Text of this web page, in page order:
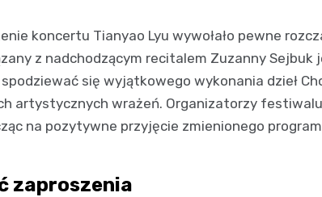
koncertu Tianyao Lyu wywołało pewne
z nadchodzącym recitalem Zuzanny Sejbuk
się wyjątkowego wykonania dzieł
artystycznych wrażeń. Organizatorzy
na pozytywne przyjęcie zmienionego
zaproszenia